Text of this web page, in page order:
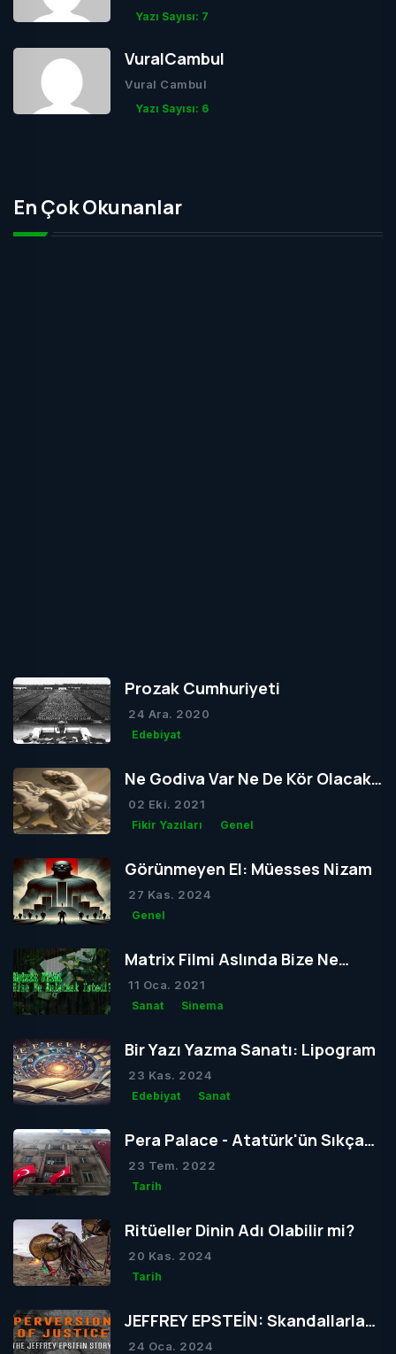
Yazı Sayısı: 7
VuralCambul
Vural Cambul
Yazı Sayısı: 6
En Çok Okunanlar
Prozak Cumhuriyeti
24 Ara. 2020
Edebiyat
Ne Godiva Var Ne De Kör Olacak
Tom
02 Eki. 2021
Fikir Yazıları Genel
Görünmeyen El: Müesses Nizam
27 Kas. 2024
Genel
Matrix Filmi Aslında Bize Ne
Anlatmak İstedi?
11 Oca. 2021
Sanat Sinema
Bir Yazı Yazma Sanatı: Lipogram
23 Kas. 2024
Edebiyat Sanat
Pera Palace - Atatürk'ün Sıkça
Konakladığı Otel
23 Tem. 2022
Tarih
Ritüeller Dinin Adı Olabilir mi?
20 Kas. 2024
Tarih
JEFFREY EPSTEİN: Skandallarla
Dolu Bir Hayatın Ardındaki Gizem
24 Oca. 2024